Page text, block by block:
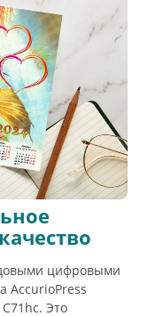
цифровыми
AccurioPress
Это